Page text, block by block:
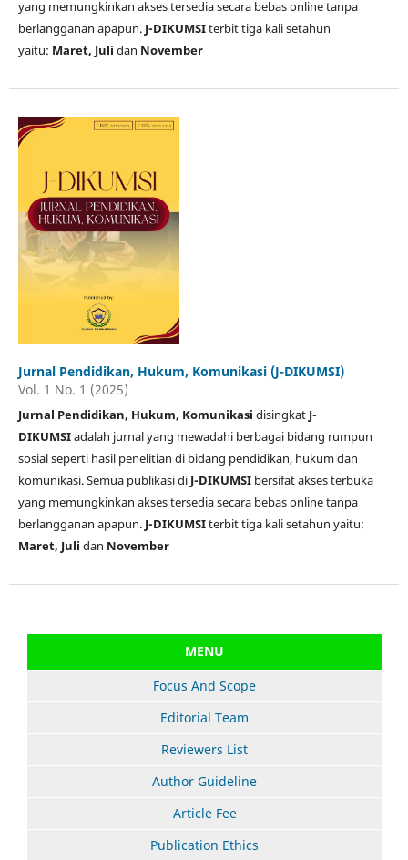
yang memungkinkan akses tersedia secara bebas online tanpa
berlangganan apapun. J-DIKUMSIterbit tiga kali setahun
yaitu: Maret, Juli dan November
Jurnal Pendidikan, Hukum, Komunikasi (J-DIKUMSI)
Vol. 1 No. 1 (2025)
Jurnal Pendidikan, Hukum, Komunikasi disingkat J-
DIKUMSIadalah jurnal yang mewadahi berbagai bidang rumpun
sosial seperti hasil penelitian di bidang pendidikan, hukum dan
komunikasi. Semua publikasi di J-DIKUMSI bersifat akses terbuka
yang memungkinkan akses tersedia secara bebas online tanpa
berlangganan apapun. J-DIKUMSIterbit tiga kali setahun yaitu:
Maret, Juli dan November
MENU
Focus And Scope
Editorial Team
Reviewers List
Author Guideline
Article Fee
Publication Ethics